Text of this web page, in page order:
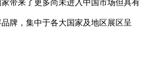
带来了更多尚未进入中国市场但具有
牌，集中于各大国家及地区展区呈